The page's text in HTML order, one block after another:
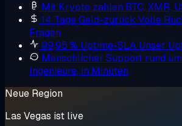
Mit Krypto zahlen BTC, XMR,
14 Tage Geld-zurück Volle
Fragen
99,95 % Uptime-SLA Unser
Menschlicher Support rund
Ingenieure, in Minuten
Neue Region
Las Vegas ist live